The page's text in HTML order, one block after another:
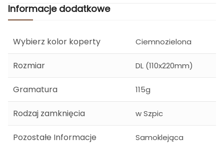
Informacje dodatkowe
Wybierz kolor koperty Ciemnozielona
Rozmiar DL (110x220mm)
Gramatura 115g
Rodzaj zamknięcia w Szpic
Pozostałe Informacje Samoklejąca